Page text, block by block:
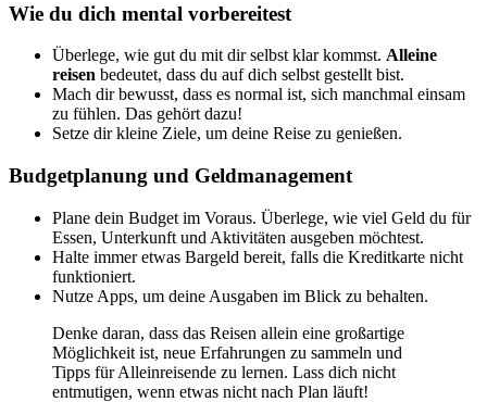
Wie du dich mental vorbereitest
Überlege, wie gut du mit dir selbst klar kommst. Alleine
reisen bedeutet, dass du auf dich selbst gestellt bist.
Mach dir bewusst, dass es normal ist, sich manchmal einsam
zu fühlen. Das gehört dazu!
Setze dir kleine Ziele, um deine Reise zu genießen.
Budgetplanung und Geldmanagement
Plane dein Budget im Voraus. Überlege, wie viel Geld du für
Essen, Unterkunft und Aktivitäten ausgeben möchtest.
Halte immer etwas Bargeld bereit, falls die Kreditkarte nicht
funktioniert.
Nutze Apps, um deine Ausgaben im Blick zu behalten.
Denke daran, dass das Reisen allein eine großartige
Möglichkeit ist, neue Erfahrungen zu sammeln und
Tipps für Alleinreisende zu lernen. Lass dich nicht
entmutigen, wenn etwas nicht nach Plan läuft!